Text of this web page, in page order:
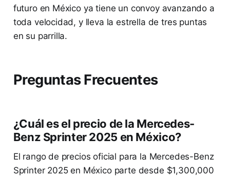
futuro en México ya tiene un convoy avanzando a
toda velocidad, y lleva la estrella de tres puntas
en su parrilla.
Preguntas Frecuentes
¿Cuál es el precio de la Mercedes-
Benz Sprinter 2025 en México?
El rango de precios oficial para la Mercedes-Benz
Sprinter 2025 en México parte desde $1,300,000